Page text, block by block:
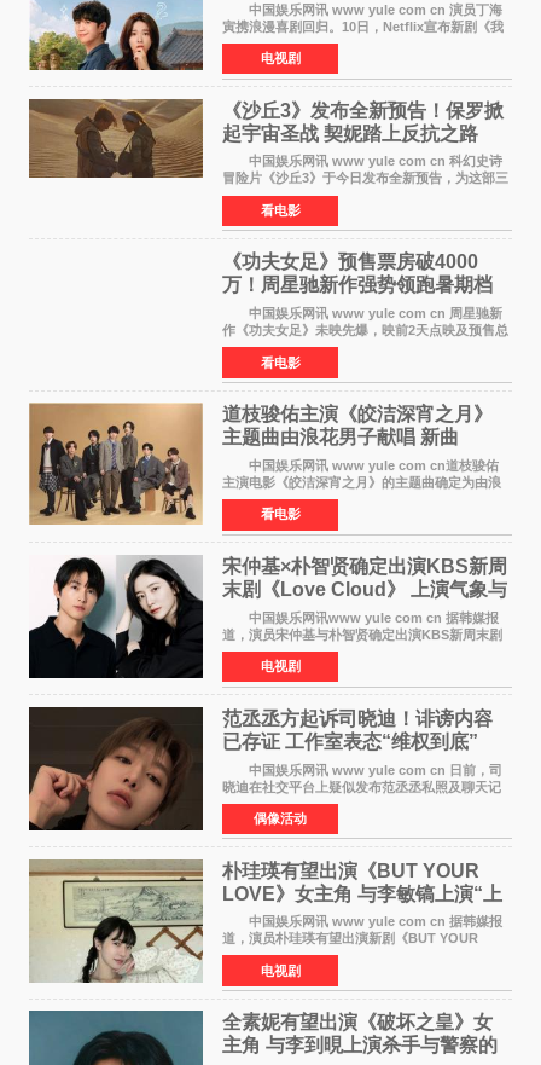
中国娱乐网讯 www yule com cn 演员丁海
寅携浪漫喜剧回归。10日，Netflix宣布新剧《我
的荒糖恋爱》将于下月7日上线。 《我的荒糖
恋爱》是一部浪漫喜剧，讲述患上失忆症的检察
官高恩彩与
电视剧
《沙丘3》发布全新预告！保罗掀
起宇宙圣战 契妮踏上反抗之路
中国娱乐网讯 www yule com cn 科幻史诗
冒险片《沙丘3》于今日发布全新预告，为这部三
部曲最终章揭开神秘面纱。预告中展现了17年过
去后，保罗·厄崔迪以穆阿迪布之名登基称帝，发
动了一场
看电影
《功夫女足》预售票房破4000
万！周星驰新作强势领跑暑期档
中国娱乐网讯 www yule com cn 周星驰新
作《功夫女足》未映先爆，映前2天点映及预售总
票房已突破4000万大关，成为暑期档最受期待的
电影之一。这部融合功夫元素与足球题材的喜剧
电影，将于7月
看电影
道枝骏佑主演《皎洁深宵之月》
主题曲由浪花男子献唱 新曲
《Moonlit》预告公开
中国娱乐网讯 www yule com cn道枝骏佑
主演电影《皎洁深宵之月》的主题曲确定为由浪
花男子演唱的新曲《Moonlit》。使用该乐曲的最
新预告片也已制作完成。 本片讲述的是市村
琥珀（道枝骏佑
看电影
宋仲基×朴智贤确定出演KBS新周
末剧《Love Cloud》 上演气象与
诅咒交织的奇幻爱情
中国娱乐网讯www yule com cn 据韩媒报
道，演员宋仲基与朴智贤确定出演KBS新周末剧
《Love Cloud》，分别担任男女主角。该剧预计
将于明年播出，引发观众期待。 《Love
Cloud》讲述了一位
电视剧
范丞丞方起诉司晓迪！诽谤内容
已存证 工作室表态“维权到底”
中国娱乐网讯 www yule com cn 日前，司
晓迪在社交平台上疑似发布范丞丞私照及聊天记
录等内容，引发网络热议。大量网友对此展开讨
论，相关话题迅速登上热搜。 刚刚，范丞丞
对接号@到范
偶像活动
朴珪瑛有望出演《BUT YOUR
LOVE》女主角 与李敏镐上演“上
司竟是虚拟偶像”罗曼史
中国娱乐网讯 www yule com cn 据韩媒报
道，演员朴珪瑛有望出演新剧《BUT YOUR
LOVE》女主角，与李敏镐合作，引发关注。
朴珪瑛在剧中饰演游戏公司代理卓素娜一角。她
在忍受艰辛职场生
电视剧
全素妮有望出演《破坏之皇》女
主角 与李到晛上演杀手与警察的